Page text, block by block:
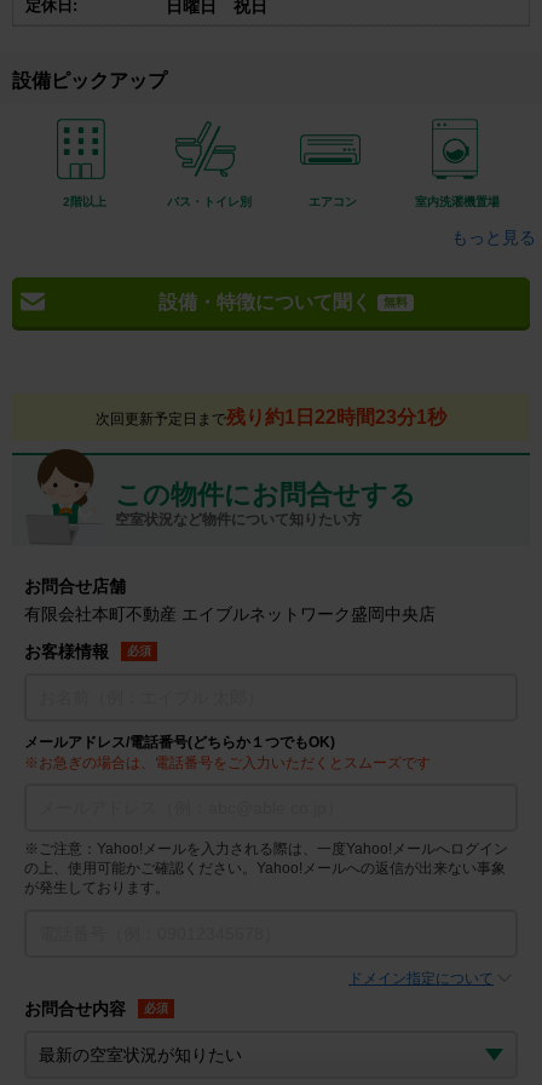
定休日: 日曜日 祝日
設備ピックアップ
2階以上 バス・トイレ別 エアコン 室内洗濯機置場
もっと見る
設備・特徴について聞く 無料
次回更新予定日まで残り約1日22時間23分0秒
この物件にお問合せする
空室状況など物件について知りたい方
お問合せ店舗
有限会社本町不動産 エイブルネットワーク盛岡中央店
お客様情報
必須
メールアドレス/電話番号(どちらか１つでもOK)
※お急ぎの場合は、電話番号をご入力いただくとスムーズです
※ご注意：Yahoo!メールを入力される際は、一度Yahoo!メールへログイン
の上、使用可能かご確認ください。Yahoo!メールへの返信が出来ない事象
が発生しております。
ドメイン指定について
お問合せ内容 必須